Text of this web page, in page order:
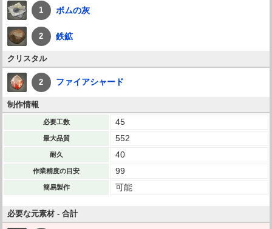
1 ボムの灰
2 鉄鉱
クリスタル
2 ファイアシャード
制作情報
必要工数 45
最大品質 552
耐久 40
作業精度の目安 99
簡易製作 可能
必要な元素材 - 合計